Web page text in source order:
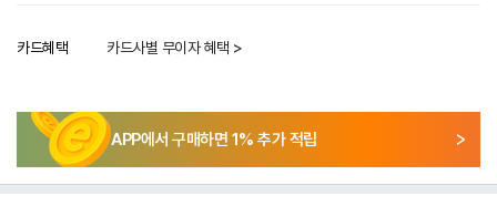
카드혜택 카드사별 무이자 혜택 >
APP에서 구매하면 1% 추가 적립